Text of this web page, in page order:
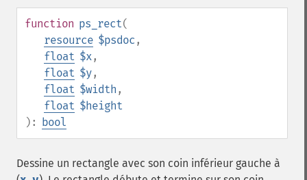
function ps_rect(
resource $psdoc ,
float $x,
float $y,
float $width ,
float $height
): bool
Dessine un rectangle avec son coin inférieur gauche à